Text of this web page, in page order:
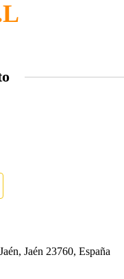
Jaén 23760, España